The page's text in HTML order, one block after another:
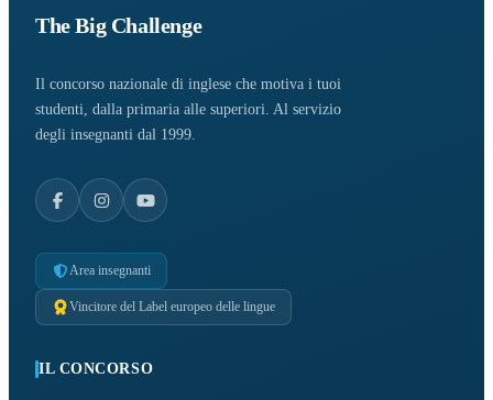
The Big Challenge
Il concorso nazionale di inglese che motiva i tuoi
studenti, dalla primaria alle superiori. Al servizio
degli insegnanti dal 1999.
Area insegnanti
Vincitore del Label europeo delle lingue
IL CONCORSO